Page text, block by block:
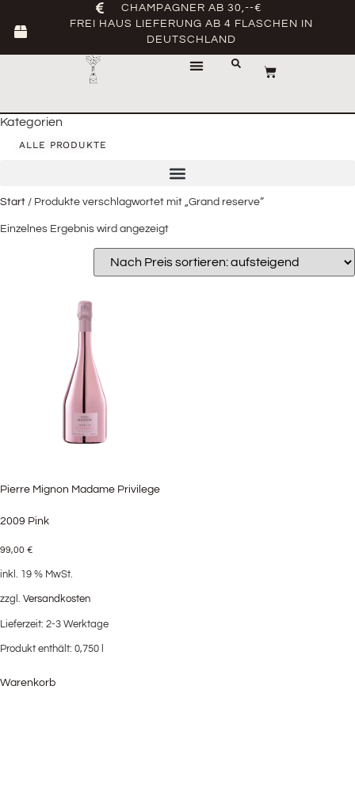
CHAMPAGNER AB 30,--€
FREI HAUS LIEFERUNG AB 4 FLASCHEN IN
DEUTSCHLAND
Kategorien
ALLE PRODUKTE
Start / Produkte verschlagwortet mit „Grand reserve“
Einzelnes Ergebnis wird angezeigt
Pierre Mignon Madame Privilege
2009 Pink
99,00 €
inkl. 19 % MwSt.
zzgl. Versandkosten
Lieferzeit: 2-3 Werktage
Produkt enthält: 0,750
Warenkorb